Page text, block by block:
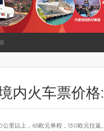
内火车票价格:
里以上，65欧元单程，130欧元往返。